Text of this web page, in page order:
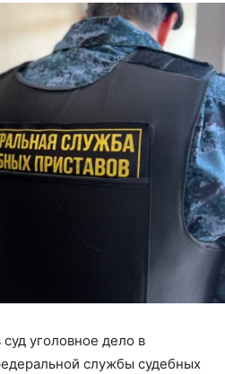
уголовное дело в
службы судебных